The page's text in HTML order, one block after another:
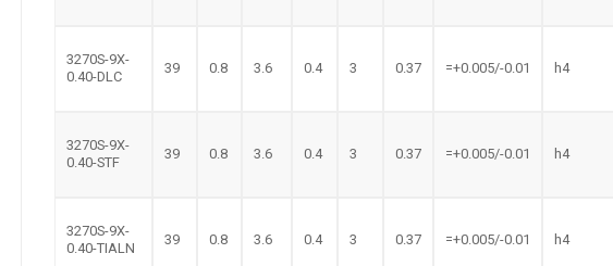
3270S-9X-
0.40-DLC
39 0.8 3.6 0.4 3 0.37 =+0.005/-0.01 h4
3270S-9X-
0.40-STF
39 0.8 3.6 0.4 3 0.37 =+0.005/-0.01 h4
3270S-9X-
0.40-TIALN
39 0.8 3.6 0.4 3 0.37 =+0.005/-0.01 h4